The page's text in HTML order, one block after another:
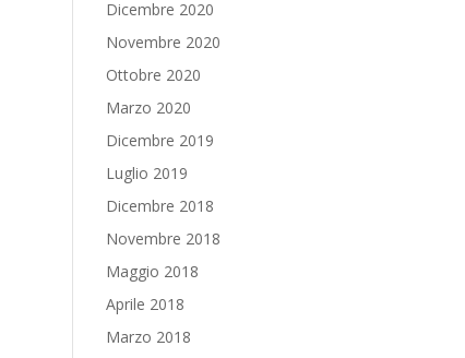
Dicembre 2020
Novembre 2020
Ottobre 2020
Marzo 2020
Dicembre 2019
Luglio 2019
Dicembre 2018
Novembre 2018
Maggio 2018
Aprile 2018
Marzo 2018